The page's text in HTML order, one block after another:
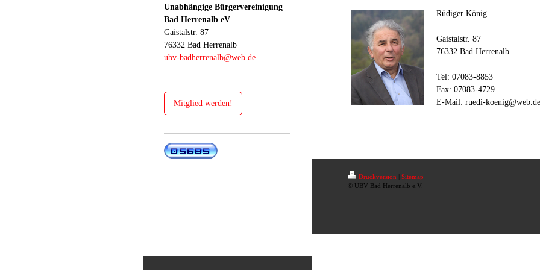
Unabhängige Bürgervereinigung
Bad Herrenalb eV
Gaistalstr. 87
76332 Bad Herrenalb
ubv-badherrenalb@web.de
Mitglied werden!
Rüdiger König
Gaistalstr. 87
76332 Bad Herrenalb
Tel: 07083-8853
Fax: 07083-4729
E-Mail: ruedi-koenig@web.de
Druckversion
Sitemap
© UBV Bad Herrenalb e.V.